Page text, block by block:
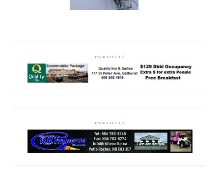
PUBLICITÉ
PUBLICITÉ